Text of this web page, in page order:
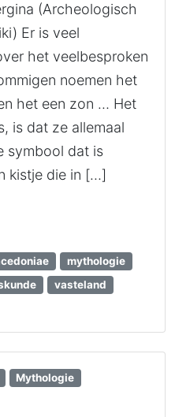
(Archeologisch
Er is veel
het veelbesproken
noemen het
het een zon … Het
is dat ze allemaal
symbool dat is
kistje die in […]
mythologie
vasteland
Mythologie